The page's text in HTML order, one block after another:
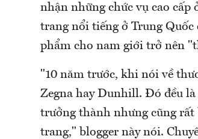
nhận những chức vụ cao
trang nổi tiếng ở Trung
phẩm cho nam giới trở nên
"10 năm trước, khi nói về
Zegna hay Dunhill. Đó đều
trưởng thành nhưng cũng
trang," blogger này nói.